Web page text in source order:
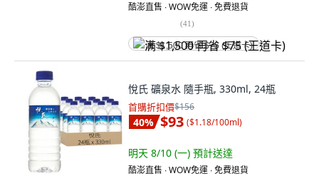
酷澎直售 ∙ WOW免運 ∙ 免費退貨
(41)
满 $1,500 再省 $75 (王道卡)
悅氏 礦泉水 隨手瓶, 330ml, 24瓶
首購折扣價$156
40% $93 ($1.18/100ml)
明天 8/10 (一) 預計送達
酷澎直售 ∙ WOW免運 ∙ 免費退貨